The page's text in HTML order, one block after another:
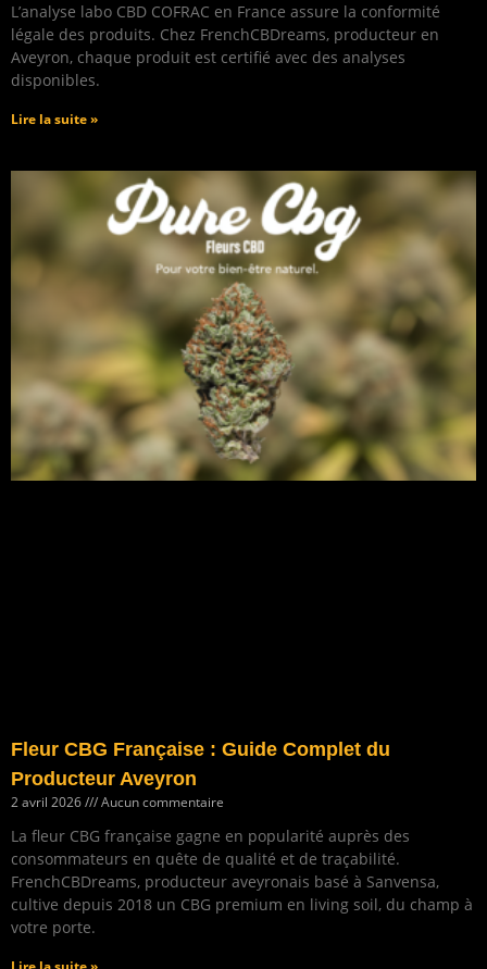
L’analyse labo CBD COFRAC en France assure la conformité
légale des produits. Chez FrenchCBDreams, producteur en
Aveyron, chaque produit est certifié avec des analyses
disponibles.
Lire la suite »
Fleur CBG Française : Guide Complet du
Producteur Aveyron
2 avril 2026 Aucun commentaire
La fleur CBG française gagne en popularité auprès des
consommateurs en quête de qualité et de traçabilité.
FrenchCBDreams, producteur aveyronais basé à Sanvensa,
cultive depuis 2018 un CBG premium en living soil, du champ à
votre porte.